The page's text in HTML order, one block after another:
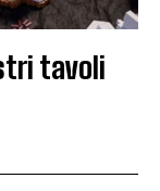
tavoli